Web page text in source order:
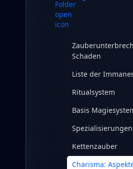
Schaden
Liste der
Ritualsystem
Basis
Spezialisierungen
Kettenzauber
Charisma: